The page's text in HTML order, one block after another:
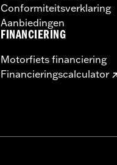
Conformiteitsverklaring
Aanbiedingen
FINANCIERING
Motorfiets financiering
Financieringscalculator